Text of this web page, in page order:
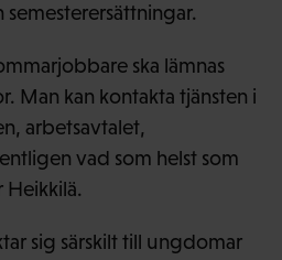
ska lämnas
Man kan kontakta tjänsten i
arbetsavtalet,
vad som helst som
Heikkilä.
sig särskilt till ungdomar